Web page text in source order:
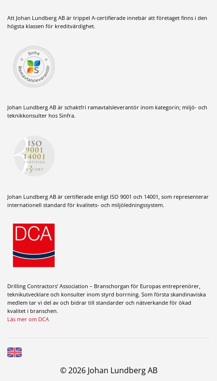
Att Johan Lundberg AB är trippel A-certifierade innebär att företaget finns i den
högsta klassen för kreditvärdighet.
Johan Lundberg AB är schaktfri ramavtalsleverantör inom kategorin; miljö- och
teknikkonsulter hos Sinfra.
Johan Lundberg AB är certifierade enligt ISO 9001 och 14001, som representerar
internationell standard för kvalitets- och miljöledningssystem.
Drilling Contractors’ Association – Branschorgan för Europas entreprenörer,
teknikutvecklare och konsulter inom styrd borrning. Som första skandinaviska
medlem tar vi del av och bidrar till standarder och nätverkande för ökad
kvalitet i branschen.
Läs mer om DCA
© 2026 Johan Lundberg AB